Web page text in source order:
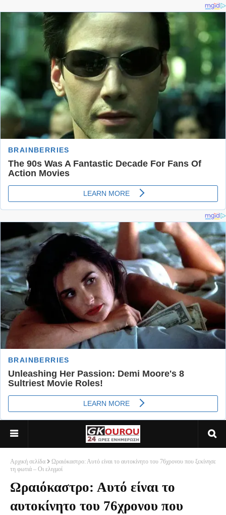
Αρχική σελίδα
Ωραιόκαστρο: Αυτό είναι το αυτοκίνητο του 76χρονου που ξεκίνησε
τη φωτιά – Οι ελιγμοί
Ωραιόκαστρο: Αυτό είναι το
αυτοκίνητο του 76χρονου που